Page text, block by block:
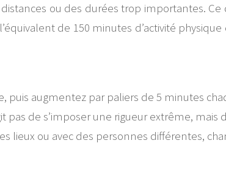
ou des durées trop importantes. Ce
de 150 minutes d’activité
puis augmentez par paliers de 5 minutes
pas de s’imposer une rigueur extrême,
lieux ou avec des personnes différentes,